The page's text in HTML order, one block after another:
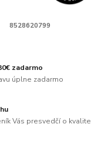
8528620799
zadarmo
úplne zadarmo
Vás presvedčí o kvalite